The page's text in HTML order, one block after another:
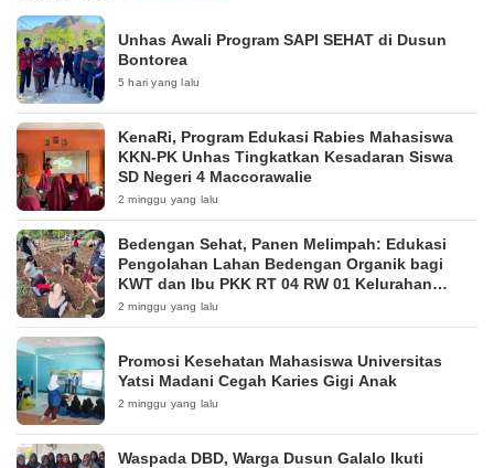
Unhas Awali Program SAPI SEHAT di Dusun
Bontorea
5 hari yang lalu
KenaRi, Program Edukasi Rabies Mahasiswa
KKN-PK Unhas Tingkatkan Kesadaran Siswa
SD Negeri 4 Maccorawalie
2 minggu yang lalu
Bedengan Sehat, Panen Melimpah: Edukasi
Pengolahan Lahan Bedengan Organik bagi
KWT dan Ibu PKK RT 04 RW 01 Kelurahan
Pakintelan
2 minggu yang lalu
Promosi Kesehatan Mahasiswa Universitas
Yatsi Madani Cegah Karies Gigi Anak
2 minggu yang lalu
Waspada DBD, Warga Dusun Galalo Ikuti